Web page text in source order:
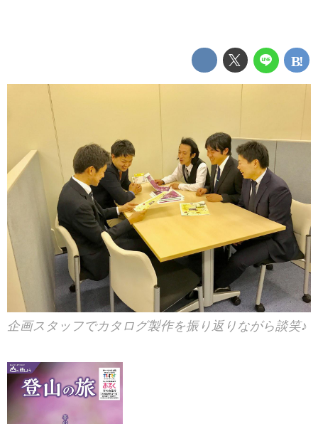
企画スタッフでカタログ製作を振り返りながら談笑♪